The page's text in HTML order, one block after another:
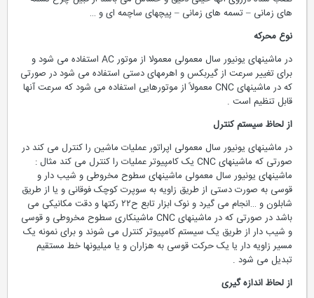
های زمانی – تسمه های زمانی – پیچهای ساچمه ای و …
نوع محرکه
در ماشینهای یونیور سال معمولی معمولا از موتور AC استفاده می شود و
برای تغییر سرعت از گیربکس و اهرمهای دستی استفاده می شود در صورتی
که در ماشینهای CNC معمولاً از موتورهایی استفاده می شود که سرعت آنها
قابل تنظیم است .
از لحاظ سیستم کنترل
در ماشینهای یونیور سال معمولی اپراتور عملیات ماشین را کنترل می کند در
صورتی که ماشینهای CNC یک کامپیوتر عملیات را کنترل می کند مثال :
ماشینهای یونیور سال معمولی ماشینهای سطوح مخروطی و شیب دار و
قوسی به صورت دستی از طریق زاویه به سوپرت کوچک فوقانی و یا از طریق
شابلون و …انجام می گیرد و نوک ابزار تابع ح۲۲ رکتها و دقت مکانیکی می
باشد در صورتی که در ماشینهای CNC ماشینکاری سطوح مخروطی و قوسی
و شیب دار از طریق یک سیستم کامپیوتر کنترل می شوند و برای نمونه یک
مسیر زاویه دار یا یک حرکت قوسی به هزاران و یا میلیونها خط مستقیم
تبدیل می شود .
از لحاظ اندازه گیری